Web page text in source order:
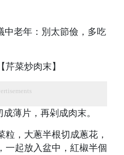
菜炒肉末】
薄片，再剁成肉末。
粒，大蔥半根切成蔥花，
一起放入盆中，紅椒半個